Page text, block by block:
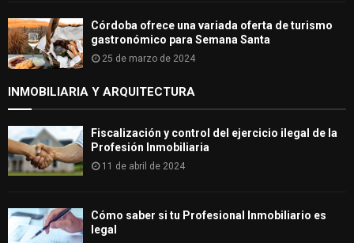
Córdoba ofrece una variada oferta de turismo
gastronómico para Semana Santa
25 de marzo de 2024
INMOBILIARIA Y ARQUITECTURA
Fiscalización y control del ejercicio ilegal de la
Profesión Inmobiliaria
11 de abril de 2024
Cómo saber si tu Profesional Inmobiliario es
legal